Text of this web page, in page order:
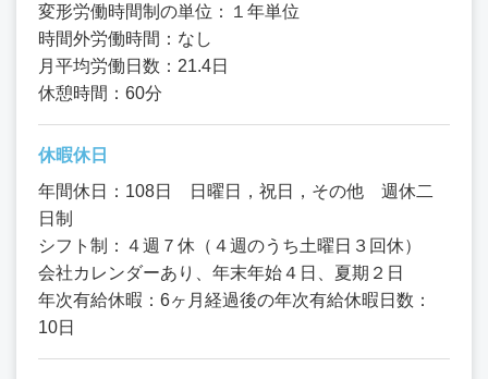
変形労働時間制の単位：１年単位
時間外労働時間：なし
月平均労働日数：21.4日
休憩時間：60分
休暇休日
年間休日：108日 日曜日，祝日，その他 週休二
日制
シフト制：４週７休（４週のうち土曜日３回休）
会社カレンダーあり、年末年始４日、夏期２日
年次有給休暇：6ヶ月経過後の年次有給休暇日数：
10日